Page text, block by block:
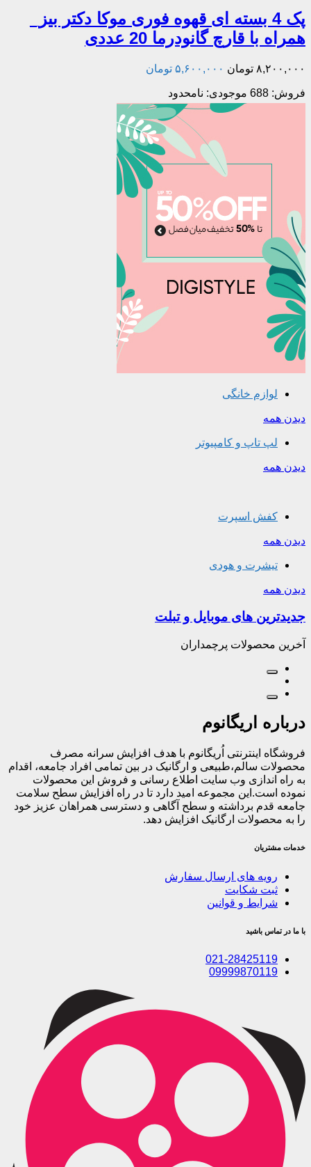
پک 4 بسته ای قهوه فوری موکا دکتر بیز_
همراه با قارچ گانودرما 20 عددی
۸,۲۰۰,۰۰۰ تومان ۵,۶۰۰,۰۰۰ تومان
فروش: 688 موجودی: نامحدود
لوازم خانگی
دیدن همه
لپ تاپ و کامپیوتر
دیدن همه
کفش اسپرت
دیدن همه
تیشرت و هودی
دیدن همه
جدیدترین های موبایل و تبلت
آخرین محصولات پرچمداران
درباره اریگانوم
فروشگاه اینترنتی اُریگانوم با هدف افزایش سرانه مصرف
محصولات سالم،طبیعی و ارگانیک در بین تمامی افراد جامعه، اقدام
به راه اندازی وب سایت اطلاع رسانی و فروش این محصولات
نموده است.این مجموعه امید دارد تا در راه افزایش سطح سلامت
جامعه قدم برداشته و سطح آگاهی و دسترسی همراهان عزیز خود
را به محصولات ارگانیک افزایش دهد.
خدمات مشتریان
رویه های ارسال سفارش
ثبت شکایت
شرایط و قوانین
با ما در تماس باشید
021-28425119
09999870119